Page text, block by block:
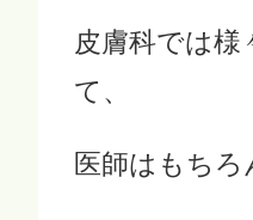
皮膚科では
て、
医師はもち